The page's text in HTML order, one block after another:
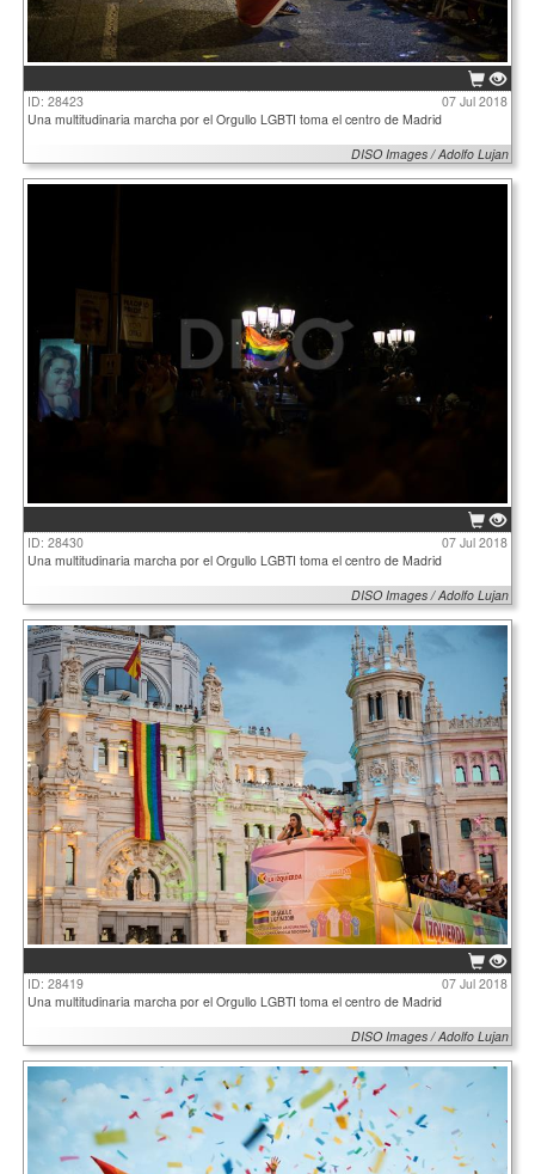
ID: 28423
07 Jul 2018
Una multitudinaria marcha por el Orgullo LGBTI toma el centro de Madrid
DISO Images / Adolfo Lujan
ID: 28430
07 Jul 2018
Una multitudinaria marcha por el Orgullo LGBTI toma el centro de Madrid
DISO Images / Adolfo Lujan
ID: 28419
07 Jul 2018
Una multitudinaria marcha por el Orgullo LGBTI toma el centro de Madrid
DISO Images / Adolfo Lujan